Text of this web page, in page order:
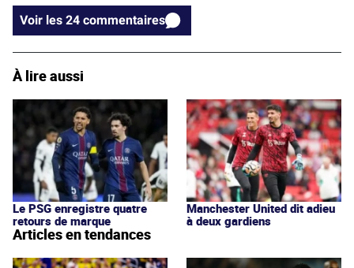
Voir les 24 commentaires
À lire aussi
Le PSG enregistre quatre
retours de marque
Manchester United dit adieu
à deux gardiens
Articles en tendances